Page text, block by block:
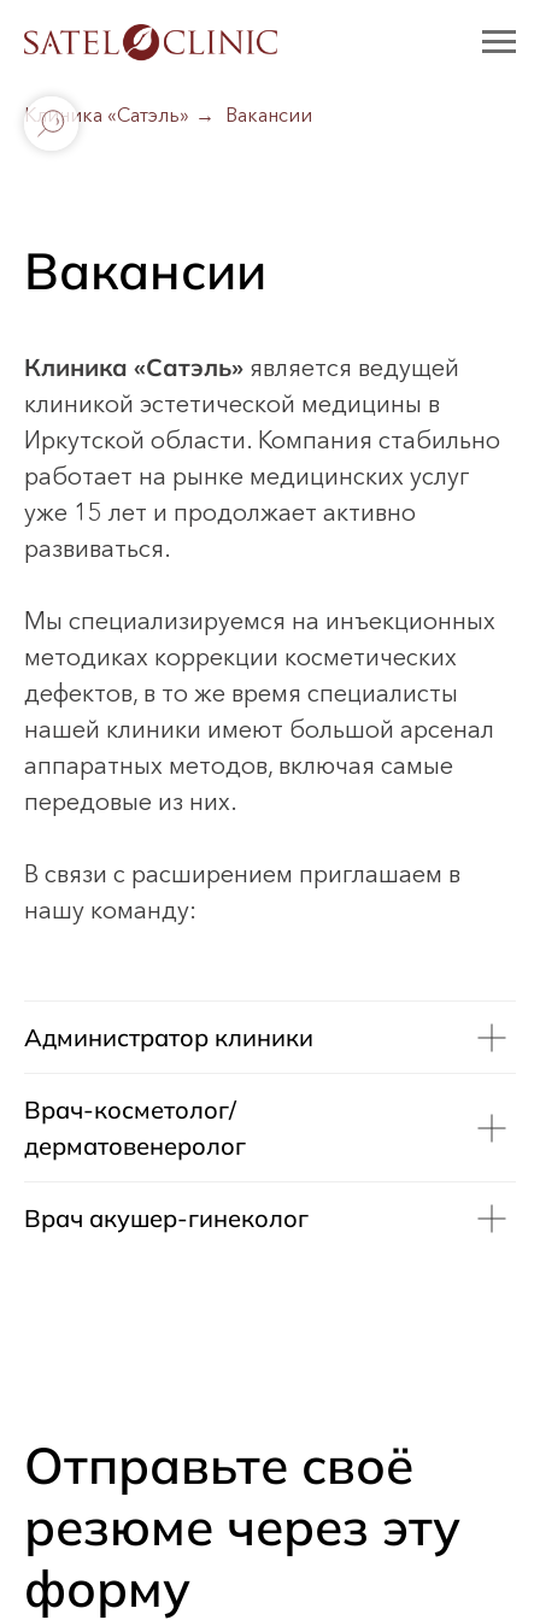
Клиника «Сатэль» → Вакансии
Вакансии
Клиника «Сатэль» является ведущей
клиникой эстетической медицины в
Иркутской области. Компания стабильно
работает на рынке медицинских услуг
уже 15 лет и продолжает активно
развиваться.
Мы специализируемся на инъекционных
методиках коррекции косметических
дефектов, в то же время специалисты
нашей клиники имеют большой арсенал
аппаратных методов, включая самые
передовые из них.
В связи с расширением приглашаем в
нашу команду:
Администратор клиники
Врач-косметолог/
дерматовенеролог
Врач акушер-гинеколог
Отправьте своё
резюме через эту
форму